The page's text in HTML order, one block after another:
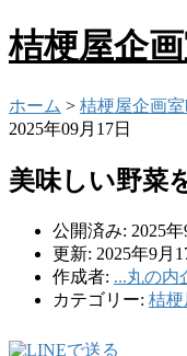
桔梗屋企
ホーム > 桔梗屋企画室
2025年09月17日
美味しい野菜
公開済み: 2025年
更新: 2025年9月
作成者: ...丸の内
カテゴリー: 桔梗